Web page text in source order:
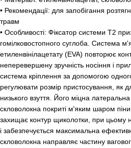
• Рекомендації: для запобігання
травм
• Особливості: Фіксатор системи T2
гомілковостопного суглоба. Система
етиленвінілацетату (EVA) повторює
неперевершену зручність носіння і
система кріплення за допомогою
регулювати розмір пристосування, як
низького взуття. Його міцна
скловолокна покриті м'яким шаром
захищає контур щиколотки, при цьому
і забезпечується максимальна
скловолокна направляє частину